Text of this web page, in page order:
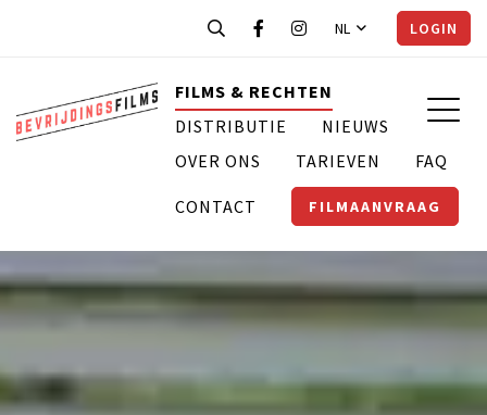
NL LOGIN
FILMS & RECHTEN
DISTRIBUTIE
NIEUWS
OVER ONS
TARIEVEN FAQ
CONTACT FILMAANVRAAG